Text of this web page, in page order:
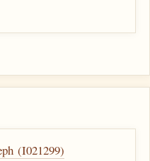
(I021299)